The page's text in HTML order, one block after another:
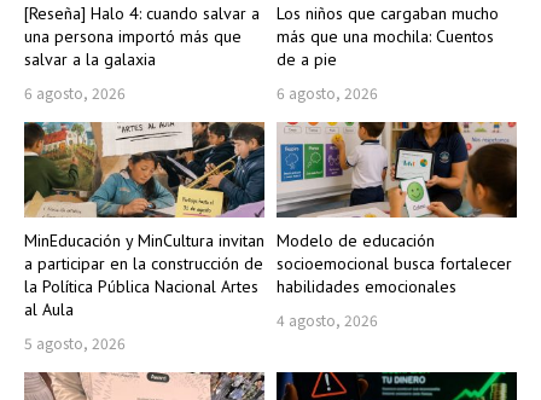
[Reseña] Halo 4: cuando salvar a
una persona importó más que
salvar a la galaxia
6 agosto, 2026
Los niños que cargaban mucho
más que una mochila: Cuentos
de a pie
6 agosto, 2026
MinEducación y MinCultura invitan
a participar en la construcción de
la Política Pública Nacional Artes
al Aula
5 agosto, 2026
Modelo de educación
socioemocional busca fortalecer
habilidades emocionales
4 agosto, 2026